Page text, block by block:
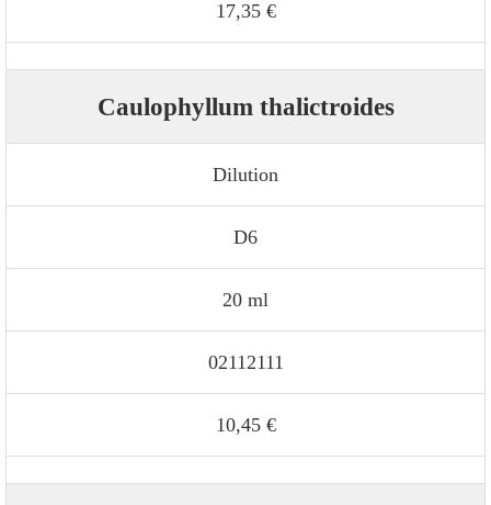
17,35 €
Caulophyllum thalictroides
Dilution
D6
20 ml
02112111
10,45 €